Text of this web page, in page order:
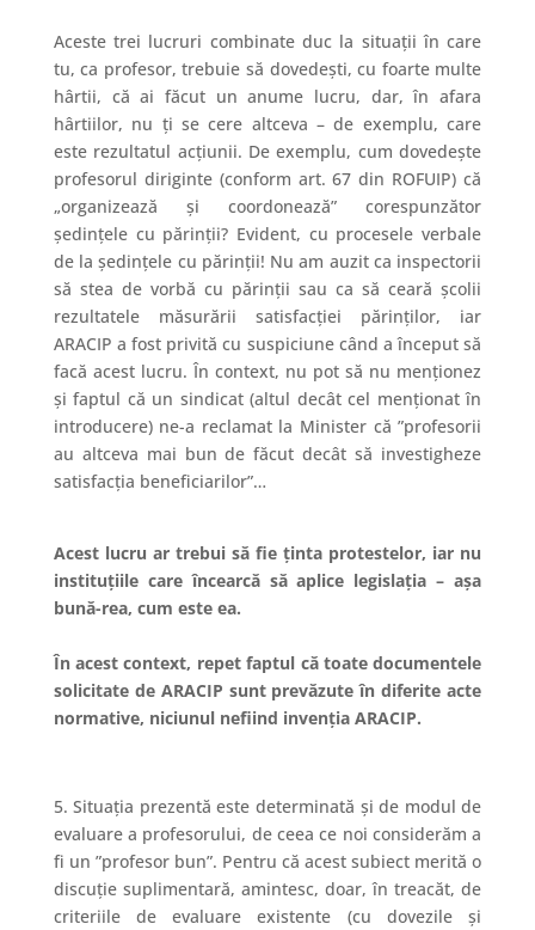
Aceste trei lucruri combinate duc la situaţii în care
tu, ca profesor, trebuie să dovedeşti, cu foarte multe
hârtii, că ai făcut un anume lucru, dar, în afara
hârtiilor, nu ţi se cere altceva – de exemplu, care
este rezultatul acțiunii. De exemplu, cum dovedeşte
profesorul diriginte (conform art. 67 din ROFUIP) că
„organizează și coordonează” corespunzător
ședințele cu părinții? Evident, cu procesele verbale
de la ședințele cu părinții! Nu am auzit ca inspectorii
să stea de vorbă cu părinții sau ca să ceară școlii
rezultatele măsurării satisfacției părinților, iar
ARACIP a fost privită cu suspiciune când a început să
facă acest lucru. În context, nu pot să nu menționez
și faptul că un sindicat (altul decât cel menționat în
introducere) ne-a reclamat la Minister că ”profesorii
au altceva mai bun de făcut decât să investigheze
satisfacția beneficiarilor”…
Acest lucru ar trebui să fie ținta protestelor, iar nu
instituțiile care încearcă să aplice legislația – așa
bună-rea, cum este ea.
În acest context, repet faptul că toate documentele
solicitate de ARACIP sunt prevăzute în diferite acte
normative, niciunul nefiind invenția ARACIP.
5. Situația prezentă este determinată și de modul de
evaluare a profesorului, de ceea ce noi considerăm a
fi un ”profesor bun”. Pentru că acest subiect merită o
discuție suplimentară, amintesc, doar, în treacăt, de
criteriile de evaluare existente (cu dovezile și